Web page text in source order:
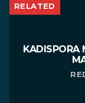
RELATED
KADISPORA